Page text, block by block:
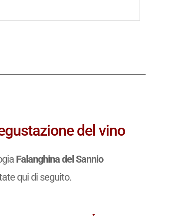
del vino
Falanghina del Sannio
qui di seguito.